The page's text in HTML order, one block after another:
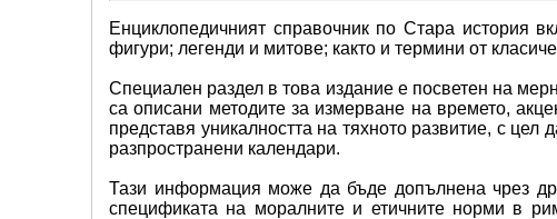
Енциклопедичният справочник по Стара история
фигури; легенди и митове; както и термини от
Специален раздел в това издание е посветен на
са описани методите за измерване на времето,
представя уникалността на тяхното развитие, с
разпространени календари.
Тази информация може да бъде допълнена чрез
спецификата на моралните и етичните норми в